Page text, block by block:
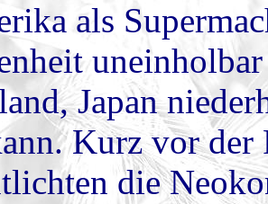
als
Japan
Kurz vor der
die